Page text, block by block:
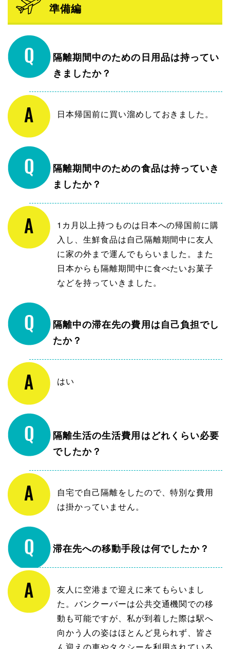
準備編
隔離期間中のための日用品は持ってい
きましたか？
日本帰国前に買い溜めしておきました。
隔離期間中のための食品は持っていき
ましたか？
1カ月以上持つものは日本への帰国前に購
入し、生鮮食品は自己隔離期間中に友人
に家の外まで運んでもらいました。また
日本からも隔離期間中に食べたいお菓子
などを持っていきました。
隔離中の滞在先の費用は自己負担でし
たか？
はい
隔離生活の生活費用はどれくらい必要
でしたか？
自宅で自己隔離をしたので、特別な費用
は掛かっていません。
滞在先への移動手段は何でしたか？
友人に空港まで迎えに来てもらいまし
た。バンクーバーは公共交通機関での移
動も可能ですが、私が到着した際は駅へ
向かう人の姿はほとんど見られず、皆さ